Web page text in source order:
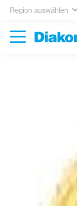
Region auswählen